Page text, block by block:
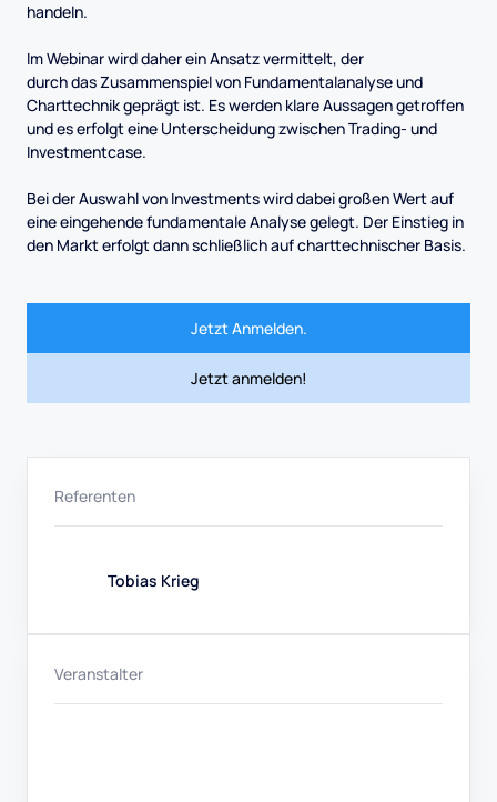
handeln.
Im Webinar wird daher ein Ansatz vermittelt, der
durch das Zusammenspiel von Fundamentalanalyse und
Charttechnik geprägt ist. Es werden klare Aussagen getroffen
und es erfolgt eine Unterscheidung zwischen Trading- und
Investmentcase.
Bei der Auswahl von Investments wird dabei großen Wert auf
eine eingehende fundamentale Analyse gelegt. Der Einstieg in
den Markt erfolgt dann schließlich auf charttechnischer Basis.
Jetzt Anmelden.
Jetzt anmelden!
Referenten
Tobias Krieg
Veranstalter